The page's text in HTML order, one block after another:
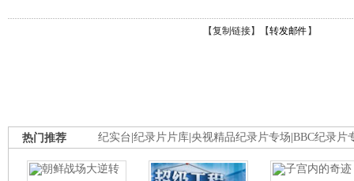
【复制链接】【转发邮件 】
纪实台 纪录片片库 央视精品纪录片专场 BBC纪录片
热门推荐